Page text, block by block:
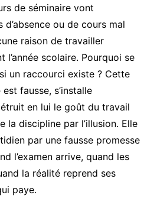
de séminaire vont
ou de cours mal
raison de travailler
l’année scolaire. Pourquoi se
un raccourci existe ? Cette
fausse, s’installe
en lui le goût du travail
la discipline par l’illusion. Elle
par une fausse promesse
l’examen arrive, quand les
la réalité reprend ses
paye.